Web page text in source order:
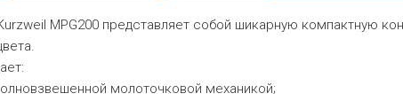
MPG200 представляет собой шикарную компактную
молоточковой механикой;